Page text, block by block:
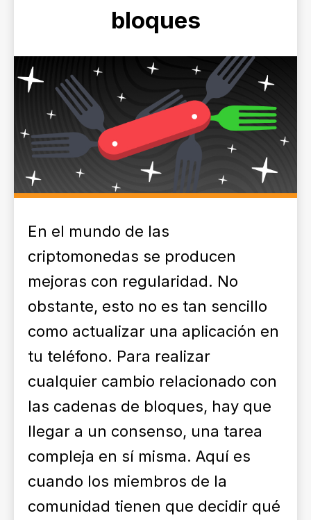
bloques
En el mundo de las
criptomonedas se producen
mejoras con regularidad. No
obstante, esto no es tan sencillo
como actualizar una aplicación en
tu teléfono. Para realizar
cualquier cambio relacionado con
las cadenas de bloques, hay que
llegar a un consenso, una tarea
compleja en sí misma. Aquí es
cuando los miembros de la
comunidad tienen que decidir qué